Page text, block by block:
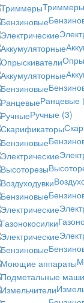
Триммеры
Ранцевые
Ручные (3)